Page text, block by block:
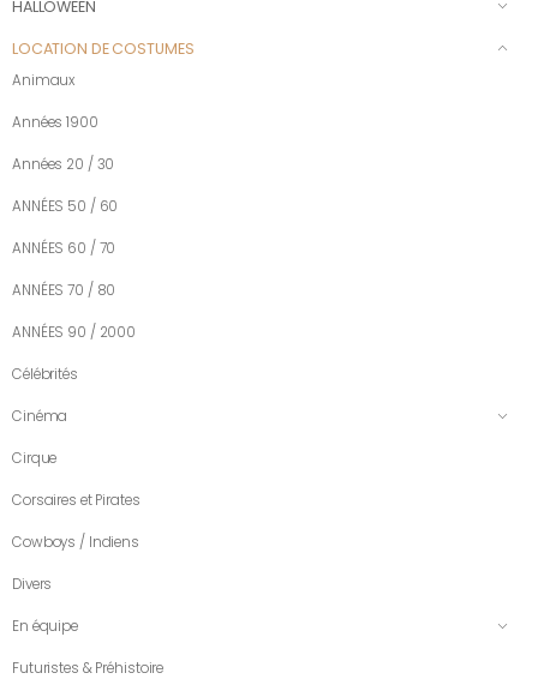
HALLOWEEN
LOCATION DE COSTUMES
Animaux
Années 1900
Années 20 / 30
ANNÉES 50 / 60
ANNÉES 60 / 70
ANNÉES 70 / 80
ANNÉES 90 / 2000
Célébrités
Cinéma
Cirque
Corsaires et Pirates
Cowboys / Indiens
Divers
En équipe
Futuristes & Préhistoire